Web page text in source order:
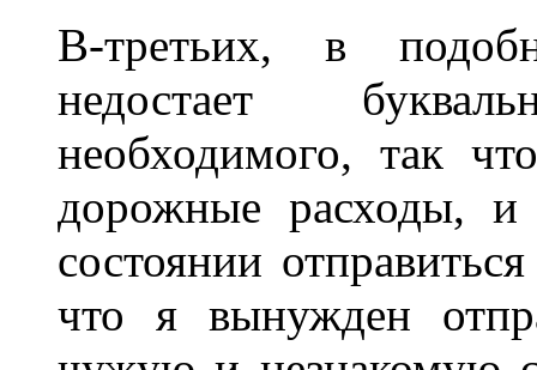
В-третьих, в
недостает
необходимого, так
дорожные расходы,
состоянии
что я вынужден